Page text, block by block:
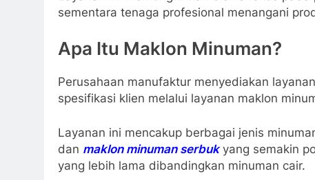
sementara tenaga profesional menangani
Apa Itu Maklon Minuman?
Perusahaan manufaktur menyediakan
spesifikasi klien melalui layanan maklon
Layanan ini mencakup berbagai jenis
dan maklon minuman serbukyang semakin
yang lebih lama dibandingkan minuman cair.